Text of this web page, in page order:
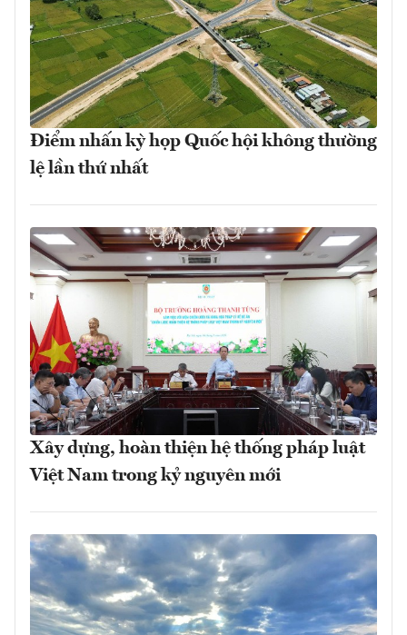
Điểm nhấn kỳ họp Quốc hội không thường
lệ lần thứ nhất
Xây dựng, hoàn thiện hệ thống pháp luật
Việt Nam trong kỷ nguyên mới